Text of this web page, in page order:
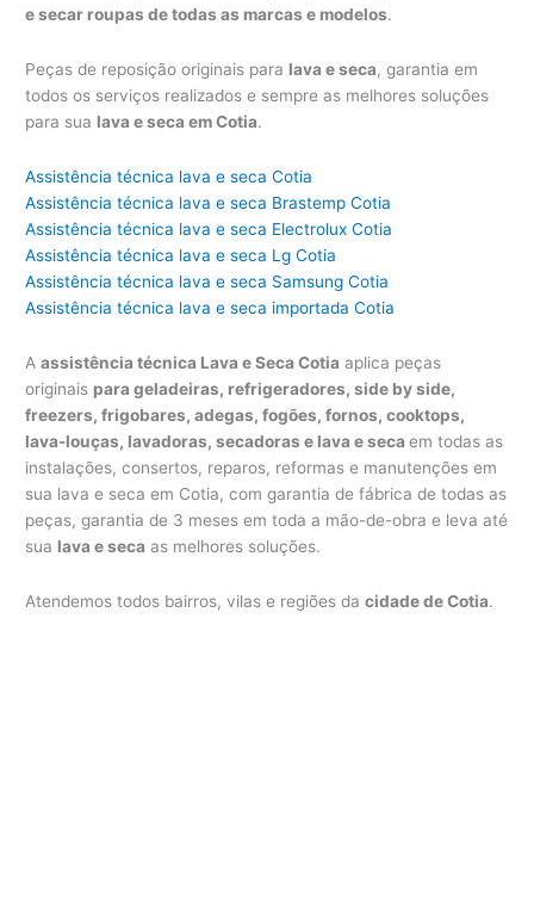
e secar roupas de todas as marcas e modelos.
Peças de reposição originais para lava e seca, garantia em
todos os serviços realizados e sempre as melhores soluções
para sua lava e seca em Cotia.
Assistência técnica lava e seca Cotia
Assistência técnica lava e seca Brastemp Cotia
Assistência técnica lava e seca Electrolux Cotia
Assistência técnica lava e seca Lg Cotia
Assistência técnica lava e seca Samsung Cotia
Assistência técnica lava e seca importada Cotia
Aassistência técnica Lava e Seca Cotia aplica peças
originais para geladeiras, refrigeradores, side by side,
freezers, frigobares, adegas, fogões, fornos, cooktops,
lava-louças, lavadoras, secadoras e lava e secaem todas as
instalações, consertos, reparos, reformas e manutenções em
sua lava e seca em Cotia, com garantia de fábrica de todas as
peças, garantia de 3 meses em toda a mão-de-obra e leva até
sua lava e seca as melhores soluções.
Atendemos todos bairros, vilas e regiões dacidade de Cotia.